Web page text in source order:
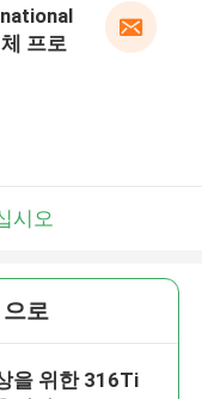
프로
시오
로
을 위한 316Ti